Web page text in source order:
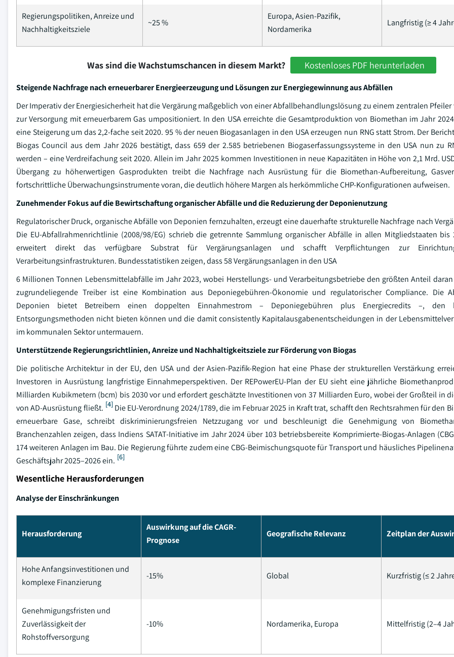
Regierungspolitiken, Anreize und
Nachhaltigkeitsziele
~25 %
Europa, Asien-Pazifik,
Nordamerika
Langfristig (≥ 4
Was sind die Wachstumschancen in diesem Markt? Kostenloses PDF herunterladen
Steigende Nachfrage nach erneuerbarer Energieerzeugung und Lösungen zur Energiegewinnung aus Abfällen
Der Imperativ der Energiesicherheit hat die Vergärung maßgeblich von einer Abfallbehandlungslösung zu einem zentralen Pfeiler
zur Versorgung mit erneuerbarem Gas umpositioniert. In den USA erreichte die Gesamtproduktion von Biomethan im Jahr
eine Steigerung um das 2,2-fache seit 2020. 95 % der neuen Biogasanlagen in den USA erzeugen nun RNG statt Strom. Der
Biogas Council aus dem Jahr 2026 bestätigt, dass 659 der 2.585 betriebenen Biogaserfassungssysteme in den USA nun zu
werden – eine Verdreifachung seit 2020. Allein im Jahr 2025 kommen Investitionen in neue Kapazitäten in Höhe von 2,1 Mrd.
Übergang zu höherwertigen Gasprodukten treibt die Nachfrage nach Ausrüstung für die Biomethan-Aufbereitung,
fortschrittliche Überwachungsinstrumente voran, die deutlich höhere Margen als herkömmliche CHP-Konfigurationen aufweisen.
Zunehmender Fokus auf die Bewirtschaftung organischer Abfälle und die Reduzierung der Deponienutzung
Regulatorischer Druck, organische Abfälle von Deponien fernzuhalten, erzeugt eine dauerhafte strukturelle Nachfrage nach
Die EU-Abfallrahmenrichtlinie (2008/98/EG) schrieb die getrennte Sammlung organischer Abfälle in allen Mitgliedstaaten bis
erweitert direkt das verfügbare Substrat für Vergärungsanlagen und schafft Verpflichtungen zur
Verarbeitungsinfrastrukturen. Bundesstatistiken zeigen, dass 58 Vergärungsanlagen in den USA
6 Millionen Tonnen Lebensmittelabfälle im Jahr 2023, wobei Herstellungs- und Verarbeitungsbetriebe den größten Anteil
zugrundeliegende Treiber ist eine Kombination aus Deponiegebühren-Ökonomie und regulatorischer Compliance. Die
Deponien bietet Betreibern einen doppelten Einnahmestrom – Deponiegebühren plus Energiecredits –, den
Entsorgungsmethoden nicht bieten können und die damit consistently Kapitalausgabenentscheidungen in der
im kommunalen Sektor untermauern.
Unterstützende Regierungsrichtlinien, Anreize und Nachhaltigkeitsziele zur Förderung von Biogas
Die politische Architektur in der EU, den USA und der Asien-Pazifik-Region hat eine Phase der strukturellen Verstärkung
Investoren in Ausrüstung langfristige Einnahmeperspektiven. Der REPowerEU-Plan der EU sieht eine jährliche
Milliarden Kubikmetern (bcm) bis 2030 vor und erfordert geschätzte Investitionen von 37 Milliarden Euro, wobei der Großteil in
von AD-Ausrüstung fließt. [4]Die EU-Verordnung 2024/1789, die im Februar 2025 in Kraft trat, schafft den Rechtsrahmen für den
erneuerbare Gase, schreibt diskriminierungsfreien Netzzugang vor und beschleunigt die Genehmigung von
Branchenzahlen zeigen, dass Indiens SATAT-Initiative im Jahr 2024 über 103 betriebsbereite Komprimierte-Biogas-Anlagen
174 weiteren Anlagen im Bau. Die Regierung führte zudem eine CBG-Beimischungsquote für Transport und häusliches
Geschäftsjahr 2025–2026 ein. [6]
Wesentliche Herausforderungen
Analyse der Einschränkungen
Herausforderung
Auswirkung auf die CAGR-
Prognose
Geografische Relevanz Zeitplan der
Hohe Anfangsinvestitionen und
komplexe Finanzierung
-15% Global Kurzfristig (≤ 2
Genehmigungsfristen und
Zuverlässigkeit der
Rohstoffversorgung
-10% Nordamerika, Europa Mittelfristig (2–4